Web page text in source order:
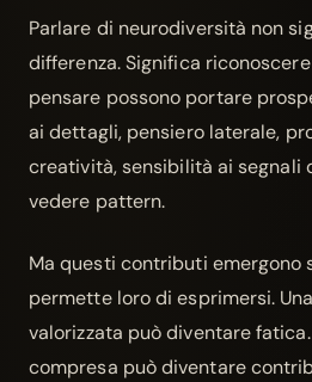
Parlare di neurodiversità non
differenza. Significa
pensare possono portare
ai dettagli, pensiero laterale,
creatività, sensibilità ai segnali
vedere pattern.
Ma questi contributi emergono
permette loro di esprimersi.
valorizzata può diventare
compresa può diventare